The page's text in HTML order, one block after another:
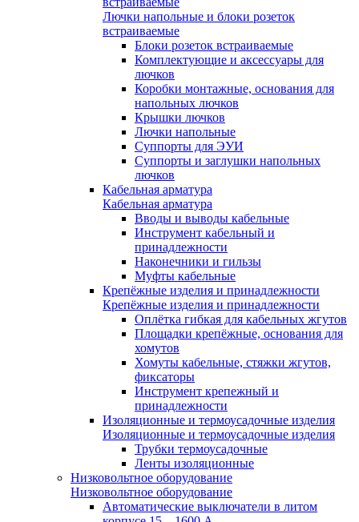
Лючки напольные и блоки розеток
встраиваемые
Блоки розеток встраиваемые
Комплектующие и аксессуары для
лючков
Коробки монтажные, основания для
напольных лючков
Крышки лючков
Лючки напольные
Суппорты для ЭУИ
Суппорты и заглушки напольных
лючков
Кабельная арматура
Кабельная арматура
Вводы и выводы кабельные
Инструмент кабельный и
принадлежности
Наконечники и гильзы
Муфты кабельные
Крепёжные изделия и принадлежности
Крепёжные изделия и принадлежности
Оплётка гибкая для кабельных жгутов
Площадки крепёжные, основания для
хомутов
Хомуты кабельные, стяжки жгутов,
фиксаторы
Инструмент крепежный и
принадлежности
Изоляционные и термоусадочные изделия
Изоляционные и термоусадочные изделия
Трубки термоусадочные
Ленты изоляционные
Низковольтное оборудование
Низковольтное оборудование
Автоматические выключатели в литом